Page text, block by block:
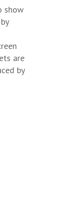
show
are
by